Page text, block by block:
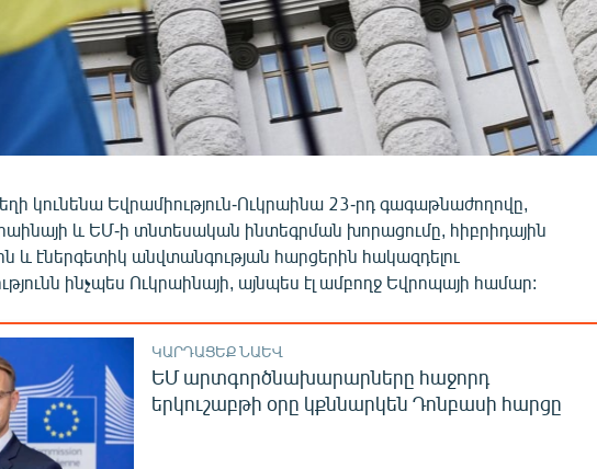
կունենա Եվրամիություն-Ուկրաինա 23-րդ գագաթնաժողովը,
և ԵՄ-ի տնտեսական ինտեգրման խորացումը, հիբրիդային
և էներգետիկ անվտանգության հարցերին հակազդելու
ինչպես Ուկրաինայի, այնպես էլ ամբողջ Եվրոպայի համար:
ԿԱՐԴԱՑԵՔ ՆԱԵՎ
ԵՄ արտգործնախարարները հաջորդ
երկուշաբթի օրը կքննարկեն Դոնբասի հարցը